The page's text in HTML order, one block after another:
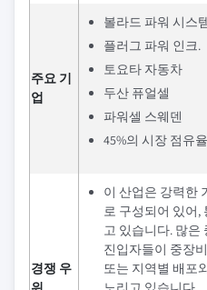
주요 기
업
볼라드 파워 시스
플러그 파워 인크.
토요타 자동차
두산 퓨얼셀
파워셀 스웨덴
45%의 시장 점유율
경쟁 우
이 산업은 강력한
로 구성되어 있어,
고 있습니다. 많은
진입자들이 중장
또는 지역별 배포